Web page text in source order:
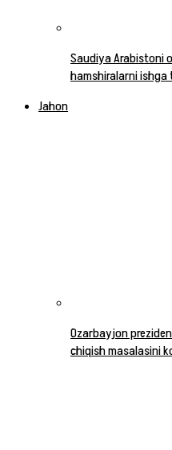
Saudiya Arabistoni
hamshiralarni
Jahon
Ozarbayjon
chiqish masalasini